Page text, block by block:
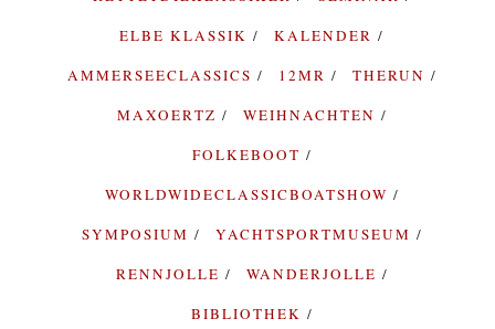
ELBE KLASSIK
KALENDER
AMMERSEECLASSICS
12MR
THERUN
MAXOERTZ
WEIHNACHTEN
FOLKEBOOT
WORLDWIDECLASSICBOATSHOW
SYMPOSIUM
YACHTSPORTMUSEUM
RENNJOLLE
WANDERJOLLE
BIBLIOTHEK